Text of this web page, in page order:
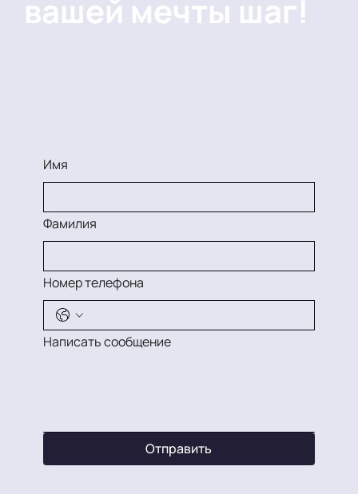
вашей мечты шаг!
Имя
Фамилия
Номер телефона
Написать сообщение
Отправить